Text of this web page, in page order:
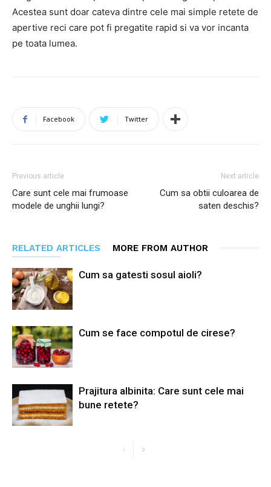
Acestea sunt doar cateva dintre cele mai simple retete de
apertive reci care pot fi pregatite rapid si va vor incanta
pe toata lumea.
Facebook Twitter
Previous article
Care sunt cele mai frumoase
modele de unghii lungi?
Next article
Cum sa obtii culoarea de
saten deschis?
RELATED ARTICLES MORE FROM AUTHOR
Cum sa gatesti sosul aioli?
Cum se face compotul de cirese?
Prajitura albinita: Care sunt cele mai
bune retete?